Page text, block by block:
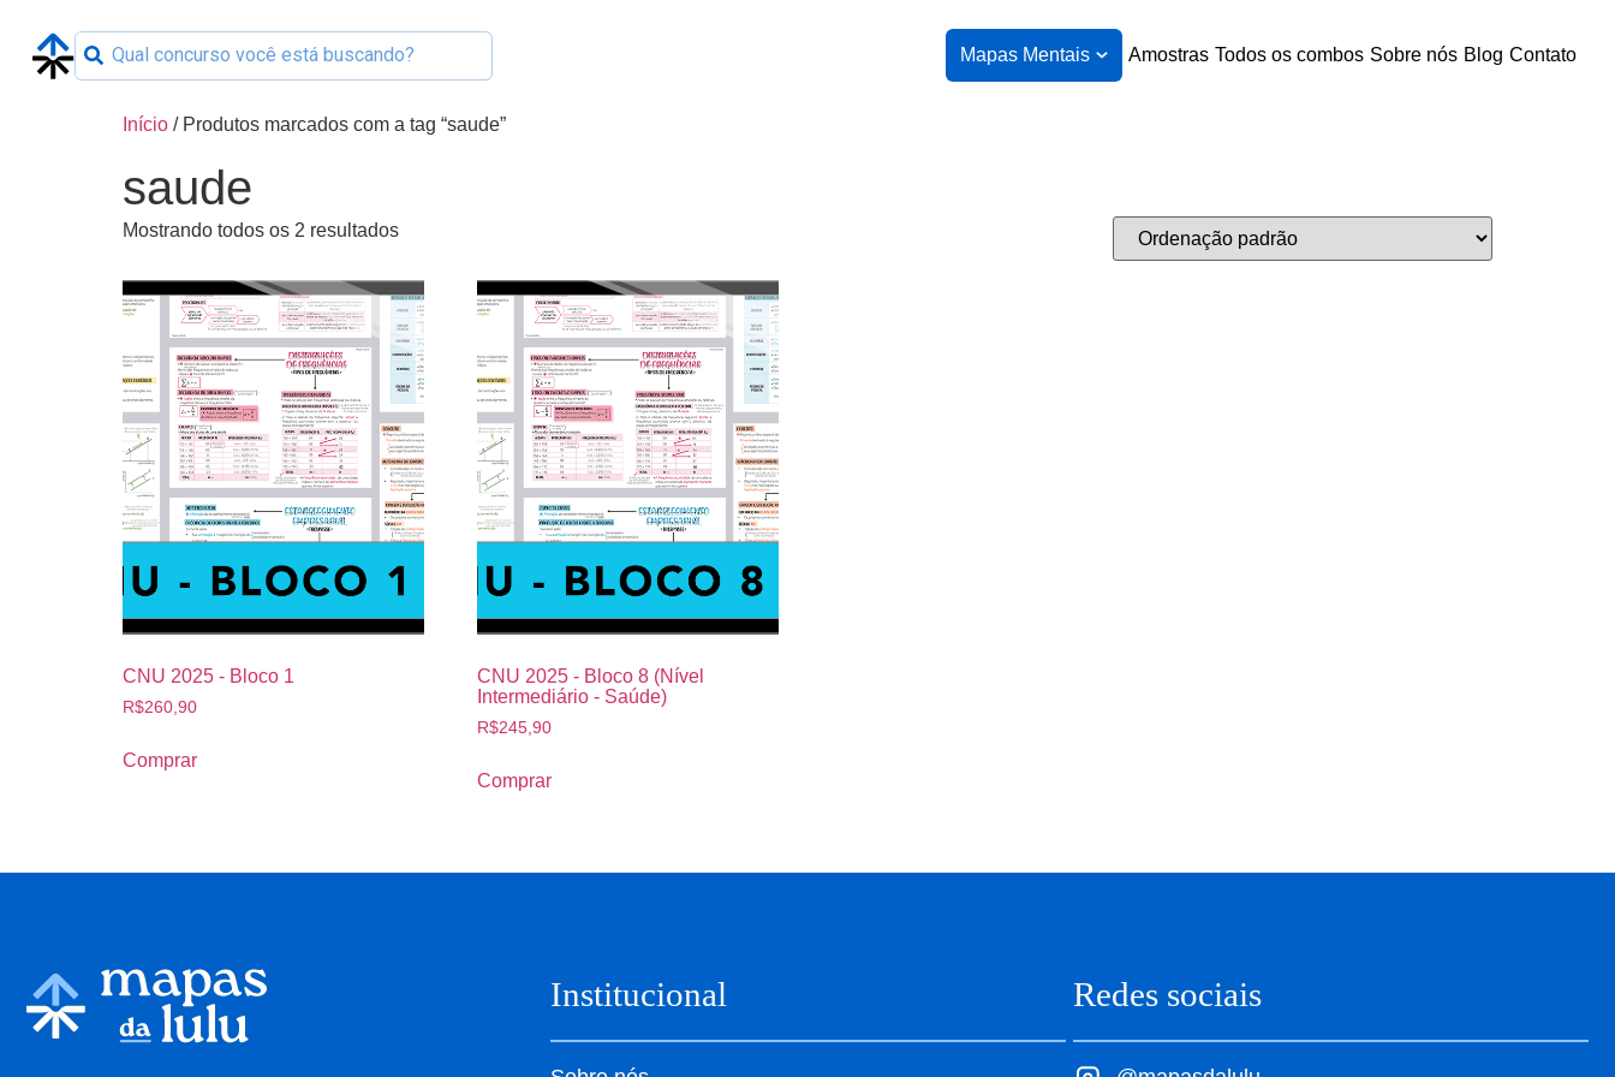
Mapas Mentais Amostras Todos os combos Sobre nós Blog Contato
Início / Produtos marcados com a tag “saude”
saude
Mostrando todos os 2 resultados
CNU 2025 - Bloco 1
R$260,90
Comprar
CNU 2025 - Bloco 8 (Nível
Intermediário - Saúde)
R$245,90
Comprar
Institucional Redes sociais